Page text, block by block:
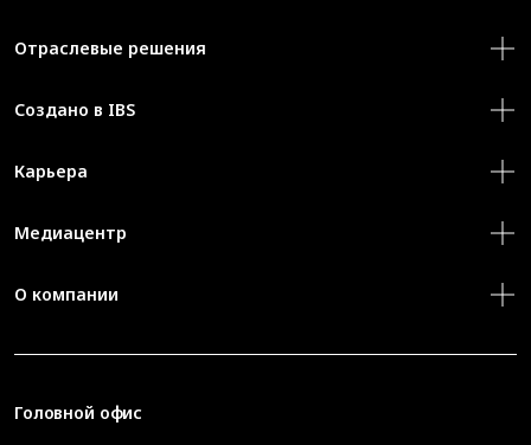
Отраслевые решения
Создано в IBS
Карьера
Медиацентр
О компании
Головной офис